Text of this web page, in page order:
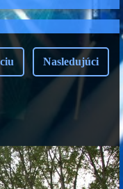
Nasledujúci